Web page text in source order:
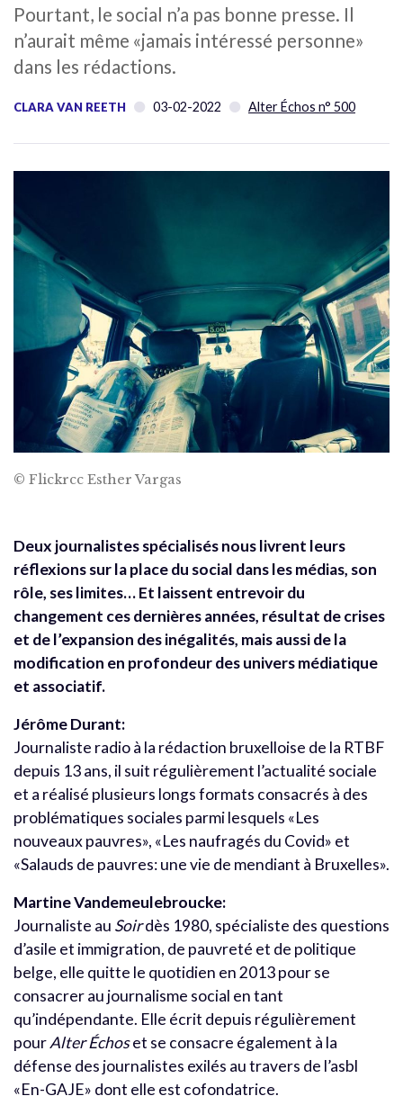
Pourtant, le social n’a pas bonne presse. Il
n’aurait même «jamais intéressé personne»
dans les rédactions.
CLARA VAN REETH 03-02-2022 Alter Échos n° 500
© Flickrcc Esther Vargas
Deux journalistes spécialisés nous livrent leurs
réflexions sur la place du social dans les médias, son
rôle, ses limites… Et laissent entrevoir du
changement ces dernières années, résultat de crises
et de l’expansion des inégalités, mais aussi de la
modification en profondeur des univers médiatique
et associatif.
Jérôme Durant:
Journaliste radio à la rédaction bruxelloise de la RTBF
depuis 13 ans, il suit régulièrement l’actualité sociale
et a réalisé plusieurs longs formats consacrés à des
problématiques sociales parmi lesquels «Les
nouveaux pauvres», «Les naufragés du Covid» et
«Salauds de pauvres: une vie de mendiant à Bruxelles».
Martine Vandemeulebroucke:
Journaliste au Soirdès 1980, spécialiste des questions
d’asile et immigration, de pauvreté et de politique
belge, elle quitte le quotidien en 2013 pour se
consacrer au journalisme social en tant
qu’indépendante. Elle écrit depuis régulièrement
pourAlter Échoset se consacre également à la
défense des journalistes exilés au travers de l’asbl
«En-GAJE» dont elle est cofondatrice.